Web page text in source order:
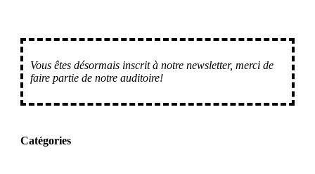
Vous êtes désormais inscrit à notre newsletter, merci de
faire partie de notre auditoire!
Catégories